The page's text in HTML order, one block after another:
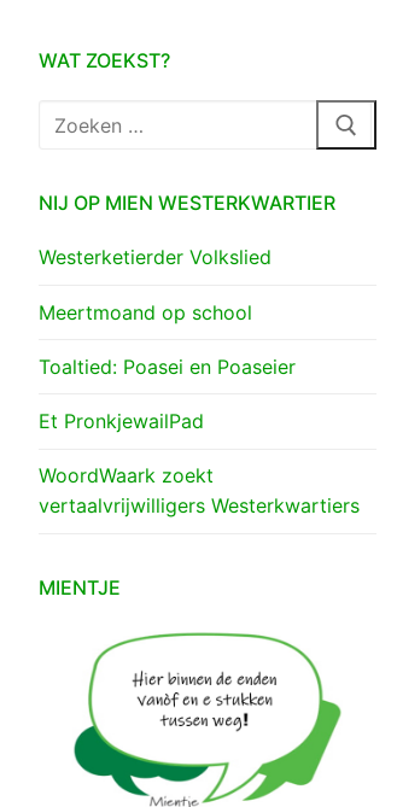
WAT ZOEKST?
Zoeken
NIJ OP MIEN WESTERKWARTIER
Westerketierder Volkslied
Meertmoand op school
Toaltied: Poasei en Poaseier
Et PronkjewailPad
WoordWaark zoekt
vertaalvrijwilligers Westerkwartiers
MIENTJE